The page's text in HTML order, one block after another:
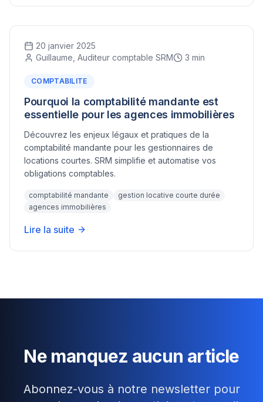
20 janvier 2025
Guillaume, Auditeur comptable SRM
3 min
COMPTABILITE
Pourquoi la comptabilité mandante est
essentielle pour les agences immobilières
Découvrez les enjeux légaux et pratiques de la
comptabilité mandante pour les gestionnaires de
locations courtes. SRM simplifie et automatise vos
obligations comptables.
comptabilité mandante
gestion locative courte durée
agences immobilières
Lire la suite
Ne manquez aucun article
Abonnez-vous à notre newsletter pour